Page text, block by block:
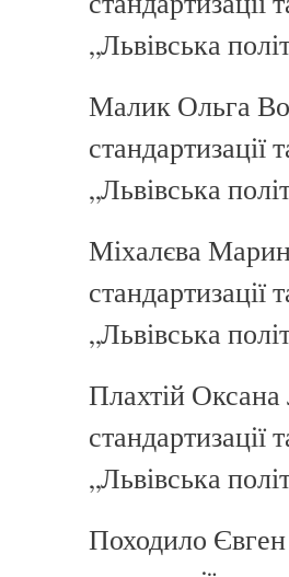
„Львівська
Малик Ольга
стандартизації
„Львівська
Міхалєва
стандартизації
„Львівська
Плахтій Оксана
стандартизації
„Львівська
Походило